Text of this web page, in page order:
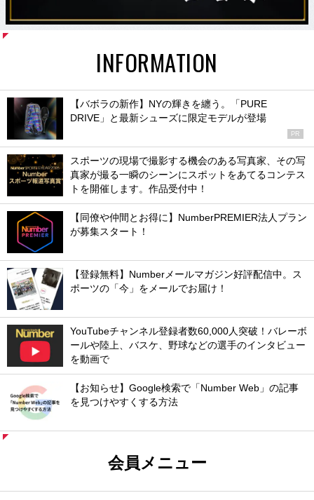
INFORMATION
【バボラの新作】NYの輝きを纏う。「PURE
DRIVE」と最新シューズに限定モデルが登場
PR
スポーツの現場で撮影する機会のある写真家、その写
真家が撮る一瞬のシーンにスポットをあてるコンテス
トを開催します。作品受付中！
【同僚や仲間とお得に】NumberPREMIER法人プラン
が募集スタート！
【登録無料】Numberメールマガジン好評配信中。ス
ポーツの「今」をメールでお届け！
YouTubeチャンネル登録者数60,000人突破！バレーボ
ールや陸上、バスケ、野球などの選手のインタビュー
を動画で
【お知らせ】Google検索で「Number Web」の記事
を見つけやすくする方法
会員メニュー